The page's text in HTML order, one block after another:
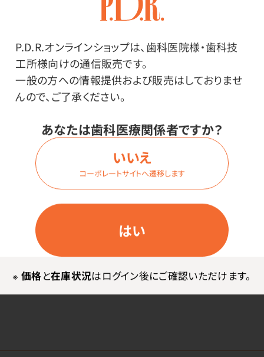
P.D.R.オンラインショップは、歯科医院様・歯科技
工所様向けの通信販売です。
一般の方への情報提供および販売はしておりませ
んので、ご了承ください。
あなたは歯科医療関係者ですか？
はい
いいえ
コーポレートサイトへ遷移します
※ 価格と在庫状況はログイン後にご確認いただけます。
新規会員登録
16：00までのご注文は当日発送
月〜土 ※日・祝・休業日除く
4,800円(税抜)以上で送料無料
どの支払い方法でも手数料 円
セールが終わってもセール価格で届く